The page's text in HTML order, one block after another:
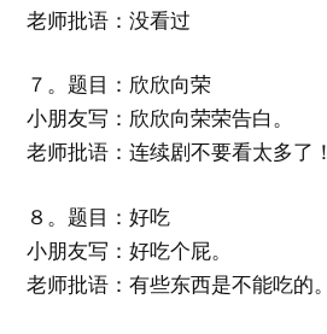
老师批语：没看过
７。题目：欣欣向荣
小朋友写：欣欣向荣荣告白。
老师批语：连续剧不要看太多了！
８。题目：好吃
小朋友写：好吃个屁。
老师批语：有些东西是不能吃的。